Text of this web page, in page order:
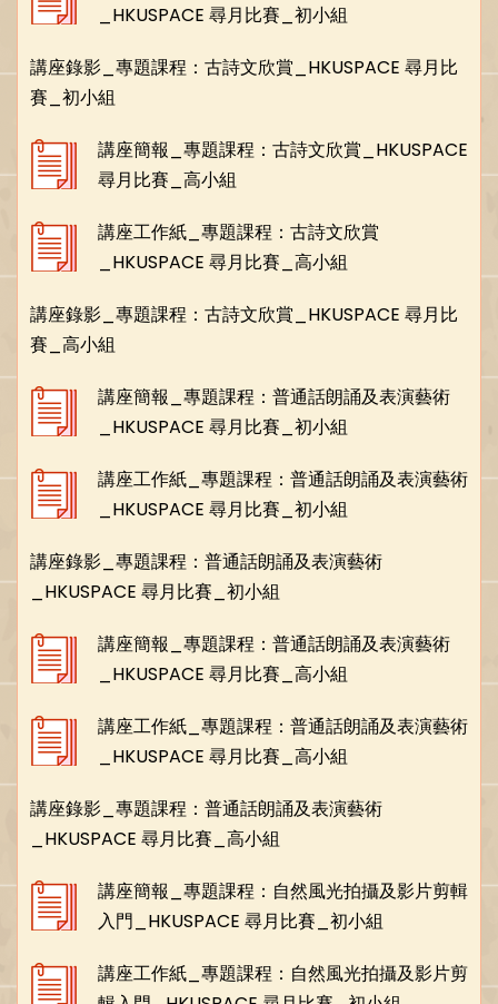
_HKUSPACE 尋月比賽_初小組
講座錄影_專題課程：古詩文欣賞_HKUSPACE 尋月比
賽_初小組
講座簡報_專題課程：古詩文欣賞_HKUSPACE
尋月比賽_高小組
講座工作紙_專題課程：古詩文欣賞
_HKUSPACE 尋月比賽_高小組
講座錄影_專題課程：古詩文欣賞_HKUSPACE 尋月比
賽_高小組
講座簡報_專題課程：普通話朗誦及表演藝術
_HKUSPACE 尋月比賽_初小組
講座工作紙_專題課程：普通話朗誦及表演藝術
_HKUSPACE 尋月比賽_初小組
講座錄影_專題課程：普通話朗誦及表演藝術
_HKUSPACE 尋月比賽_初小組
講座簡報_專題課程：普通話朗誦及表演藝術
_HKUSPACE 尋月比賽_高小組
講座工作紙_專題課程：普通話朗誦及表演藝術
_HKUSPACE 尋月比賽_高小組
講座錄影_專題課程：普通話朗誦及表演藝術
_HKUSPACE 尋月比賽_高小組
講座簡報_專題課程：自然風光拍攝及影片剪輯
入門_HKUSPACE 尋月比賽_初小組
講座工作紙_專題課程：自然風光拍攝及影片剪